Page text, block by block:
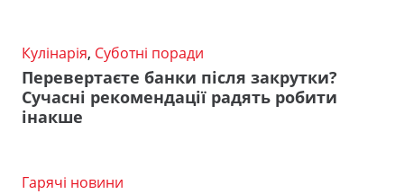
Кулінарія, Суботні поради
Перевертаєте банки після закрутки?
Сучасні рекомендації радять робити
інакше
Гарячі новини